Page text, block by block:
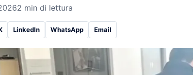
2 min di lettura
LinkedIn WhatsApp Email